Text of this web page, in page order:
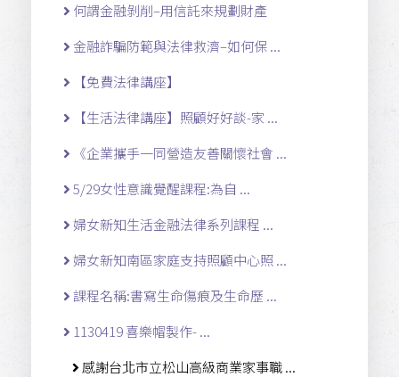
何謂金融剝削–用信託來規劃財產
金融詐騙防範與法律救濟–如何保 ...
【免費法律講座】
【生活法律講座】照顧好好談-家 ...
《企業攜手一同營造友善關懷社會 ...
5/29女性意識覺醒課程:為自 ...
婦女新知生活金融法律系列課程 ...
婦女新知南區家庭支持照顧中心照 ...
課程名稱:書寫生命傷痕及生命歷 ...
1130419 喜樂帽製作- ...
感謝台北市立松山高級商業家事職 ...